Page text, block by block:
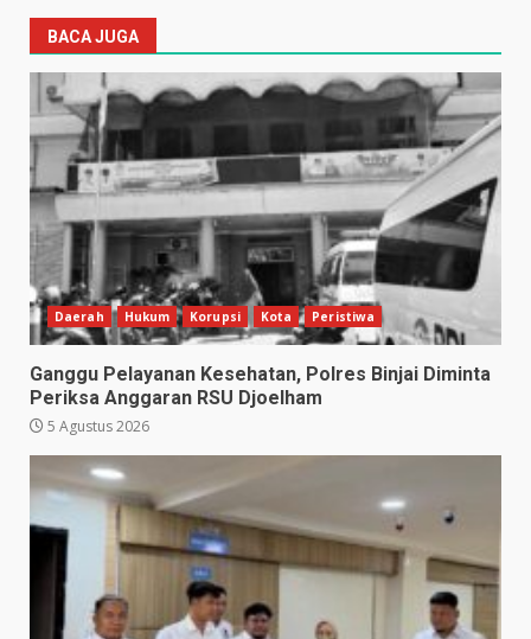
BACA JUGA
Daerah Hukum Korupsi Kota Peristiwa
Ganggu Pelayanan Kesehatan, Polres Binjai Diminta
Periksa Anggaran RSU Djoelham
5 Agustus 2026